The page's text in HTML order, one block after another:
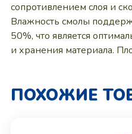
сопротивлением слоя и
Влажность смолы
50%, что является
и хранения материала.
ПОХОЖИЕ